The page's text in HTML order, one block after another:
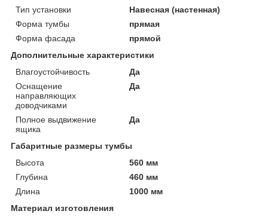
Тип установки
Навесная (настенная)
Форма тумбы
прямая
Форма фасада
прямой
Дополнительные характеристики
Влагоустойчивость
Да
Оснащение
направляющих
доводчиками
Да
Полное выдвижение
ящика
Да
Габаритные размеры тумбы
Высота
560 мм
Глубина
460 мм
Длина
1000 мм
Материал изготовления